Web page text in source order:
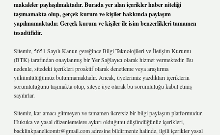
makaleler paylaşılmaktadır. Burada yer alan içerikler haber niteliği
taşımamakta olup, gerçek kurum ve kişiler hakkında paylaşım
yapılmamaktadır. Gerçek kurum ve kişiler ile isim benzerlikleri tamamen
tesadüfidir.
Sitemiz, 5651 Sayılı Kanun gereğince Bilgi Teknolojileri ve İletişim Kurumu
(BTK) tarafından onaylanmış bir Yer Sağlayıcı olarak hizmet vermektedir. Bu
nedenle, sitedeki içerikleri proaktif olarak denetleme veya araştırma
yükümlülüğümüz bulunmamaktadır. Ancak, üyelerimiz yazdıkları içeriklerin
sorumluluğunu taşımakta olup, siteye üye olarak bu sorumluluğu kabul etmiş
sayılırlar.
Sitemiz, kar amacı gütmeyen ve tamamen ücretsiz bir bilgi paylaşım platformudur.
Hukuka ve yasal düzenlemelere aykırı olduğunu düşündüğünüz içerikleri,
backlinkpanelicomtr@gmail.comadresine bildirmeniz halinde, ilgili içerikler yasal